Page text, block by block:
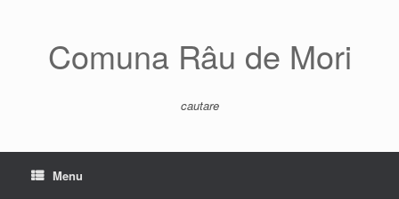
Comuna Râu de Mori
cautare
Menu